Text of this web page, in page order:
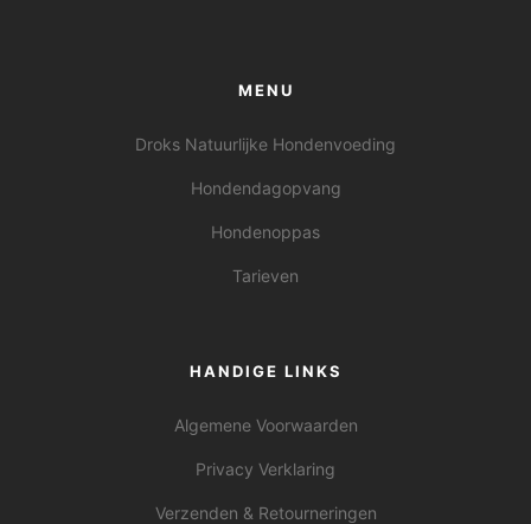
MENU
Droks Natuurlijke Hondenvoeding
Hondendagopvang
Hondenoppas
Tarieven
HANDIGE LINKS
Algemene Voorwaarden
Privacy Verklaring
Verzenden & Retourneringen